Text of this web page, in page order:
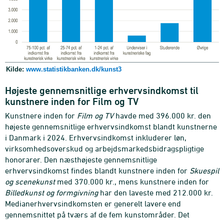
Kilde: www.statistikbanken.dk/kunst3
Højeste gennemsnitlige erhvervsindkomst til
kunstnere inden for Film og TV
Kunstnere inden for Film og TVhavde med 396.000 kr. den
højeste gennemsnitlige erhvervsindkomst blandt kunstnerne
i Danmark i 2024. Erhvervsindkomst inkluderer løn,
virksomhedsoverskud og arbejdsmarkedsbidragspligtige
honorarer. Den næsthøjeste gennemsnitlige
erhvervsindkomst findes blandt kunstnere inden for Skuespil
og scenekunstmed 370.000 kr., mens kunstnere inden for
Billedkunst og formgivninghar den laveste med 212.000 kr.
Medianerhvervsindkomsten er generelt lavere end
gennemsnittet på tværs af de fem kunstområder. Det